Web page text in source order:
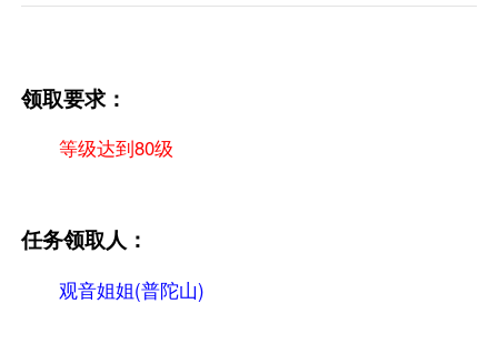
领取要求：
等级达到80级
任务领取人：
观音姐姐(普陀山)